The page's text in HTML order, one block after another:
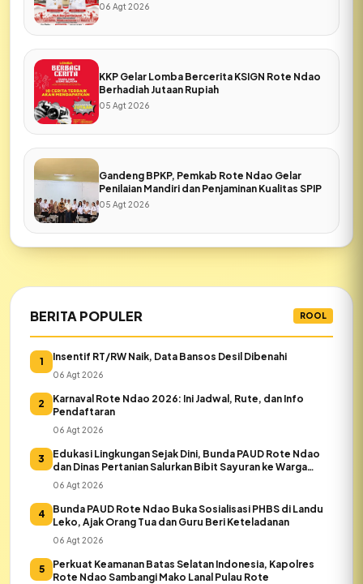
06 Agt 2026
KKP Gelar Lomba Bercerita KSIGN Rote Ndao
Berhadiah Jutaan Rupiah
05 Agt 2026
Gandeng BPKP, Pemkab Rote Ndao Gelar
Penilaian Mandiri dan Penjaminan Kualitas SPIP
05 Agt 2026
BERITA POPULER ROOL
1 Insentif RT/RW Naik, Data Bansos Desil Dibenahi
06 Agt 2026
2
Karnaval Rote Ndao 2026: Ini Jadwal, Rute, dan Info
Pendaftaran
06 Agt 2026
3
Edukasi Lingkungan Sejak Dini, Bunda PAUD Rote Ndao
dan Dinas Pertanian Salurkan Bibit Sayuran ke Warga
Daeloni
06 Agt 2026
4
Bunda PAUD Rote Ndao Buka Sosialisasi PHBS di Landu
Leko, Ajak Orang Tua dan Guru Beri Keteladanan
06 Agt 2026
5
Perkuat Keamanan Batas Selatan Indonesia, Kapolres
Rote Ndao Sambangi Mako Lanal Pulau Rote